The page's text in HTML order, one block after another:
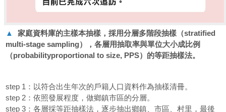
▲
家庭資料庫的主樣本抽樣，採用分層多階段抽樣（stratified
multi-stage sampling），各層用抽取率與單位大小成比例
（probabilityproportional to size, PPS）的等距抽樣法。
step 1：以符合出生年次的戶籍人口資料作為抽樣清冊。
step 2：依照發展程度，做鄉鎮市區的分層。
step 3：各層採等距抽樣法，逐步抽出鄉鎮、市區、村里，最後